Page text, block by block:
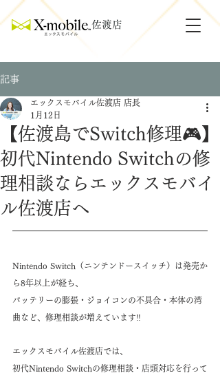
​佐渡店
記事
【佐渡島でSwitch修理🎮】
初代Nintendo Switchの修
理相談ならエックスモバイ
ル佐渡店へ
エックスモバイル佐渡店 店長
1月12日
Nintendo Switch（ニンテンドースイッチ）は発売か
ら8年以上が経ち、
バッテリーの膨張・ジョイコンの不具合・本体の湾
曲など、修理相談が増えています‼️
エックスモバイル佐渡店では、
初代Nintendo Switchの修理相談・店頭対応を行って